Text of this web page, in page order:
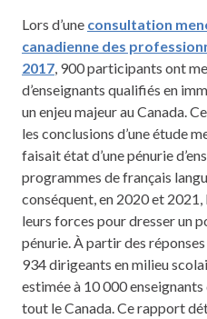
Lors d’une consultation
canadienne des
2017, 900 participants ont
d’enseignants qualifiés en
un enjeu majeur au Canada.
les conclusions d’une étude
faisait état d’une pénurie
programmes de français
conséquent, en 2020 et 2021,
leurs forces pour dresser un
pénurie. À partir des
934 dirigeants en milieu
estimée à 10 000 enseignants
tout le Canada. Ce rapport